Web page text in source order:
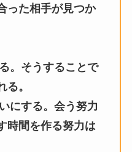
った相手が見つか
。そうすることで
。
にする。会う努力
時間を作る努力は